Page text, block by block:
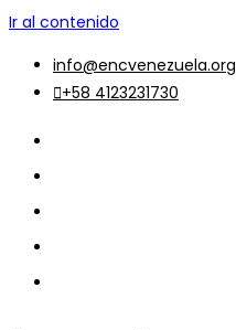
Ir al contenido
info@encvenezuela.org
+58 4123231730